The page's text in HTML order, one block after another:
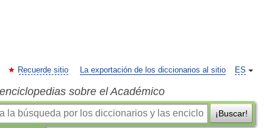
ES
Recuerde sitio La exportación de los diccionarios al sitio
sobre el Académico
¡Buscar!